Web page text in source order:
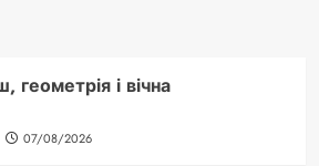
геометрія і вічна
07/08/2026